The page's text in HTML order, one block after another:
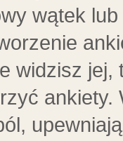
wątek
widzisz
ankiety.